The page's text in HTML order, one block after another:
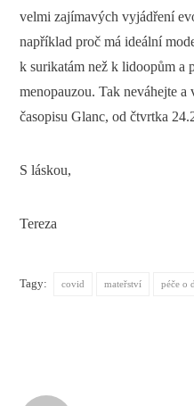
velmi zajímavých vyjádření
například proč má ideální
k surikatám než k lidoopům a
menopauzou. Tak neváhejte
časopisu Glanc, od čtvrtka
S láskou,
Tereza
Tagy: covid mateřství péče o